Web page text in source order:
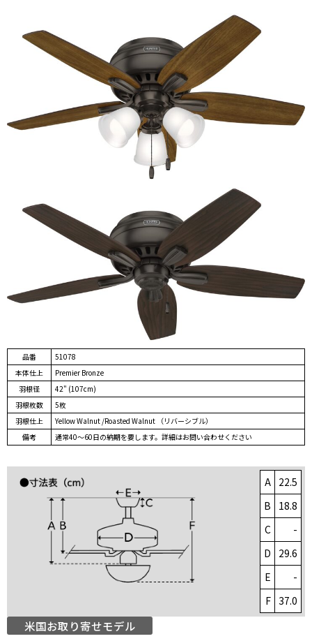
品番
51078
本体仕上
Premier Bronze
羽根径
42" (107cm)
羽根枚数
5枚
羽根仕上
Yellow Walnut /Roasted Walnut （リバーシブル）
備考
通常40～60日の納期を要します。詳細はお問い合わせください
A 22.5
B
18.8
C
-
D
29.6
E
-
F 37.0
米国お取り寄せモデル